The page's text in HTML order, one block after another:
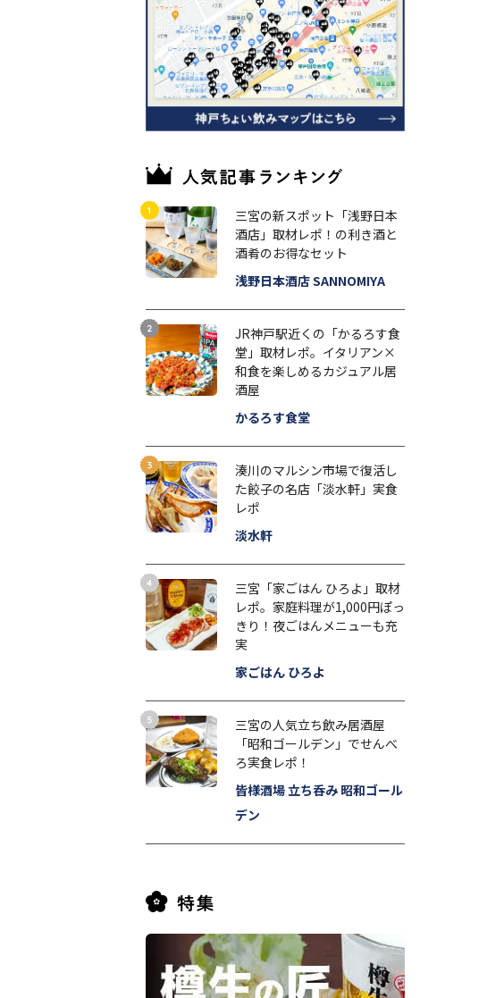
三宮の新スポット「浅野日本
酒店」取材レポ！の利き酒と
酒肴のお得なセット
浅野日本酒店 SANNOMIYA
JR神戸駅近くの「かるろす食
堂」取材レポ。イタリアン×
和食を楽しめるカジュアル居
酒屋
かるろす食堂
湊川のマルシン市場で復活し
た餃子の名店「淡水軒」実食
レポ
淡水軒
三宮「家ごはん ひろよ」取材
レポ。家庭料理が1,000円ぽっ
きり！夜ごはんメニューも充
実
家ごはん ひろよ
三宮の人気立ち飲み居酒屋
「昭和ゴールデン」でせんべ
ろ実食レポ！
皆様酒場 立ち呑み 昭和ゴール
デン